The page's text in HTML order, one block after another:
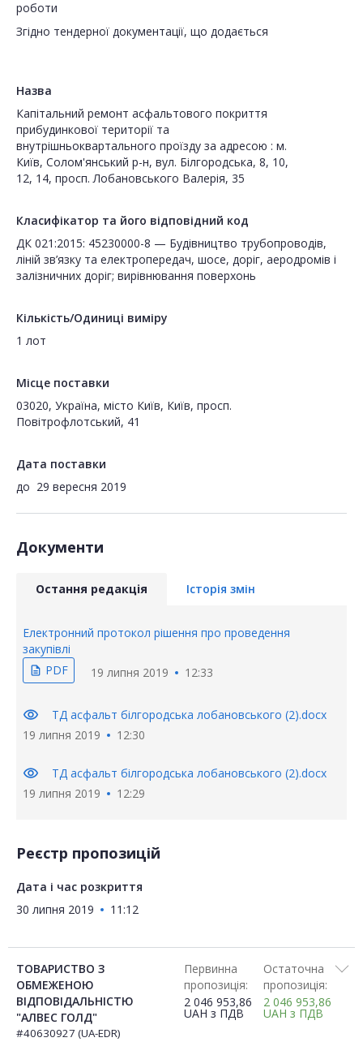
роботи
Згідно тендерної документації, що додається
Назва
Капітальний ремонт асфальтового покриття
прибудинкової території та
внутрішньоквартального проїзду за адресою : м.
Київ, Солом'янський р-н, вул. Білгородська, 8, 10,
12, 14, просп. Лобановського Валерія, 35
Класифікатор та його відповідний код
ДК 021:2015: 45230000-8 — Будівництво трубопроводів,
ліній зв’язку та електропередач, шосе, доріг, аеродромів і
залізничних доріг; вирівнювання поверхонь
Кількість/Одиниці виміру
1 лот
Місце поставки
03020, Україна, місто Київ, Київ, просп.
Повітрофлотський, 41
Дата поставки
до 29 вересня 2019
Документи
Остання редакція Історія змін
Електронний протокол рішення про проведення
закупівлі
description PDF 19 липня 2019 12:33
visibility
ТД асфальт білгородська лобановського (2).docx
19 липня 2019
12:30
visibility
ТД асфальт білгородська лобановського (2).docx
19 липня 2019
12:29
Реєстр пропозицій
Дата і час розкриття
30 липня 2019
11:12
ТОВАРИСТВО З
ОБМЕЖЕНОЮ
ВІДПОВІДАЛЬНІСТЮ
"АЛВЕС ГОЛД"
#40630927 (UA-EDR)
Первинна
пропозиція:
2 046 953,86
UAH з ПДВ
Остаточна
пропозиція:
2 046 953,86
UAH з ПДВ